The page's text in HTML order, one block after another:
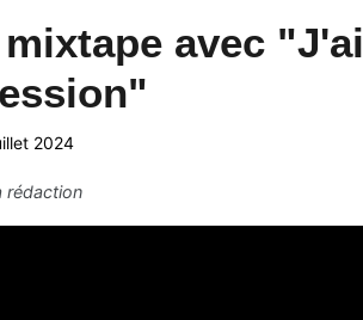
avec "J'ai
2024
rédaction